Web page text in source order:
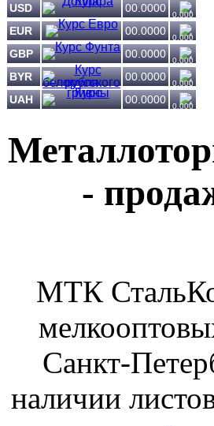
USD
00.0000
0.000
EUR 00.0000
0.000
GBP 00.0000
0.000
BYR 00.0000
0.000
UAH 00.0000
0.000
-
МТК
Санкт-
наличии